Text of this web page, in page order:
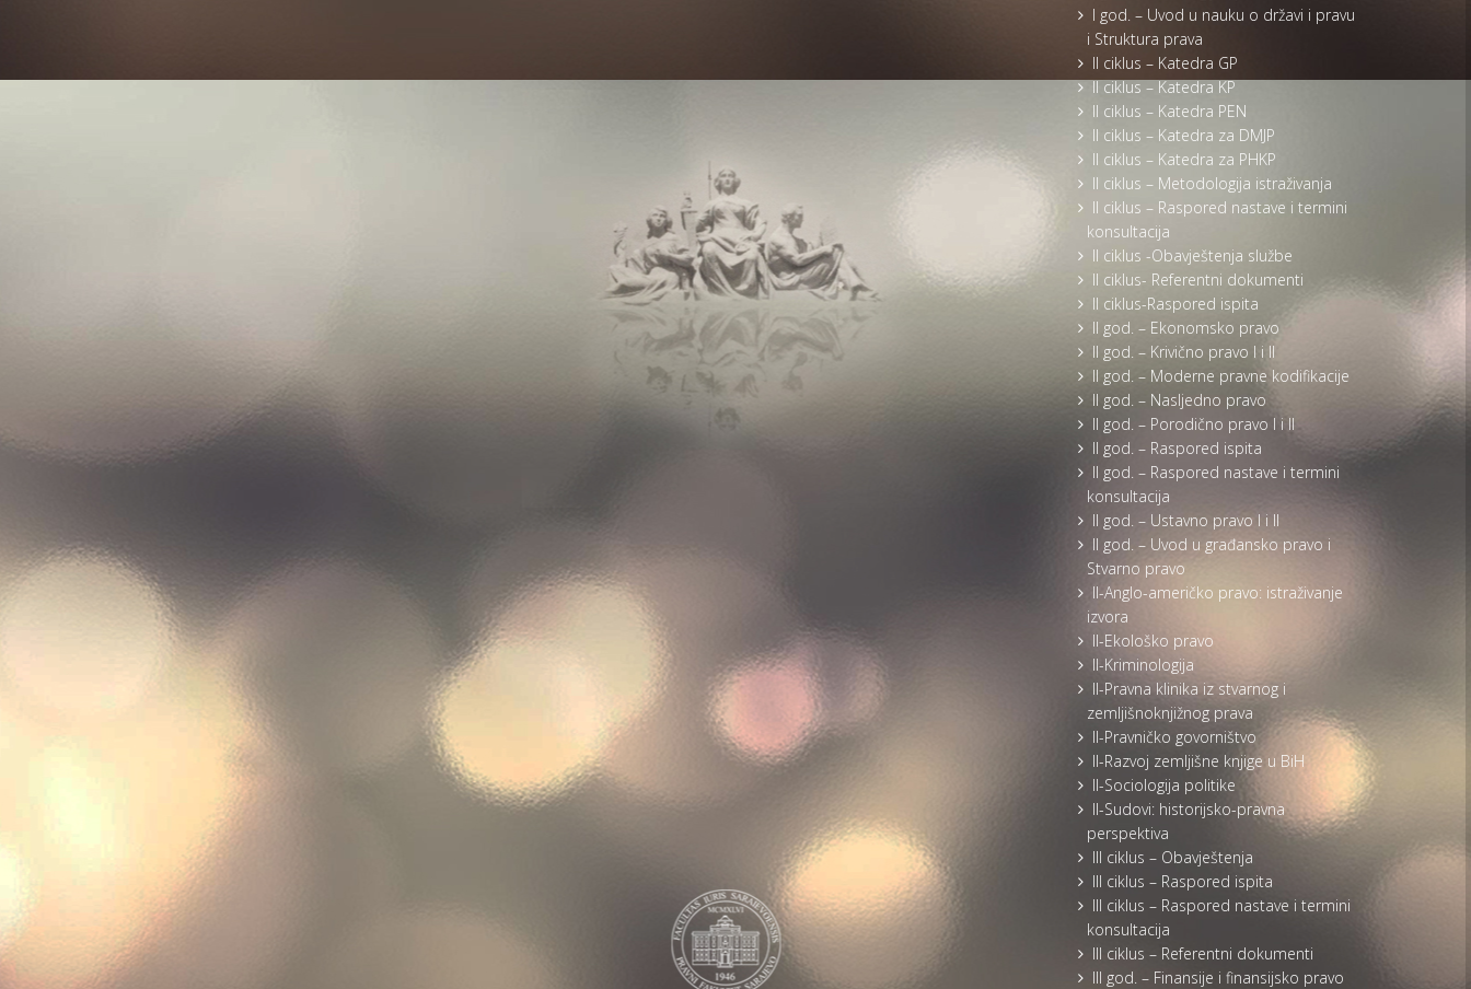
I god. – Uvod u nauku o državi i pravu
i Struktura prava
II ciklus – Katedra GP
II ciklus – Katedra KP
II ciklus – Katedra PEN
II ciklus – Katedra za DMJP
II ciklus – Katedra za PHKP
II ciklus – Metodologija istraživanja
II ciklus – Raspored nastave i termini
konsultacija
II ciklus -Obavještenja službe
II ciklus- Referentni dokumenti
II ciklus-Raspored ispita
II god. – Ekonomsko pravo
II god. – Krivično pravo I i II
II god. – Moderne pravne kodifikacije
II god. – Nasljedno pravo
II god. – Porodično pravo I i II
II god. – Raspored ispita
II god. – Raspored nastave i termini
konsultacija
II god. – Ustavno pravo I i II
II god. – Uvod u građansko pravo i
Stvarno pravo
II-Anglo-američko pravo: istraživanje
izvora
II-Ekološko pravo
II-Kriminologija
II-Pravna klinika iz stvarnog i
zemljišnoknjižnog prava
II-Pravničko govorništvo
II-Razvoj zemljišne knjige u BiH
II-Sociologija politike
II-Sudovi: historijsko-pravna
perspektiva
III ciklus – Obavještenja
III ciklus – Raspored ispita
III ciklus – Raspored nastave i termini
konsultacija
III ciklus – Referentni dokumenti
III god. – Finansije i finansijsko pravo